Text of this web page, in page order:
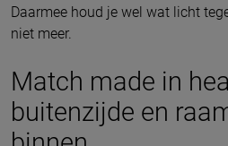
Daarmee houd je wel wat licht
niet meer.
Match made in
buitenzijde en